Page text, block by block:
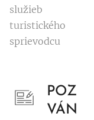
služieb
turistického
sprievodcu
POZ
VÁN